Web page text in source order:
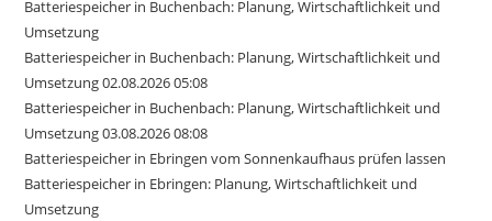
Batteriespeicher in Buchenbach: Planung, Wirtschaftlichkeit und
Umsetzung
Batteriespeicher in Buchenbach: Planung, Wirtschaftlichkeit und
Umsetzung 02.08.2026 05:08
Batteriespeicher in Buchenbach: Planung, Wirtschaftlichkeit und
Umsetzung 03.08.2026 08:08
Batteriespeicher in Ebringen vom Sonnenkaufhaus prüfen lassen
Batteriespeicher in Ebringen: Planung, Wirtschaftlichkeit und
Umsetzung